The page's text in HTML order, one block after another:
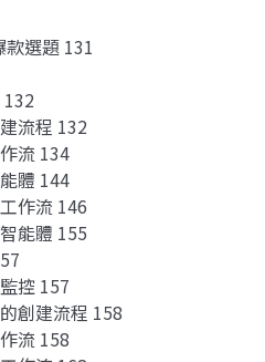
選題 131
流程 132
流 134
體 144
作流 146
能體 155
控 157
創建流程 158
流 158